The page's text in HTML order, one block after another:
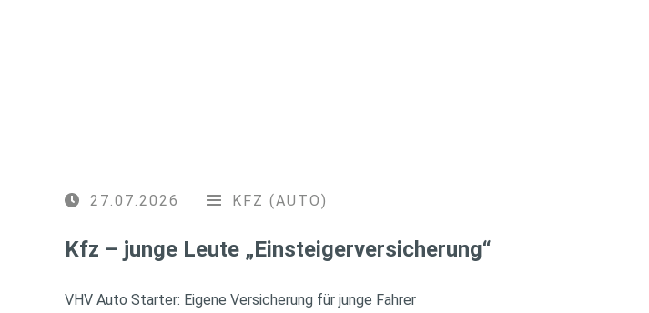
27.07.2026 KFZ (AUTO)
Kfz – junge Leute „Einsteigerversicherung“
VHV Auto Starter: Eigene Versicherung für junge Fahrer